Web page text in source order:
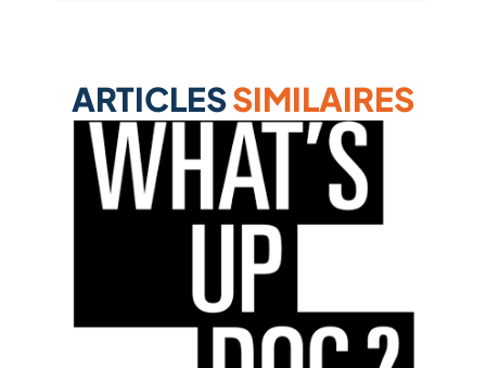
ARTICLESSIMILAIRES